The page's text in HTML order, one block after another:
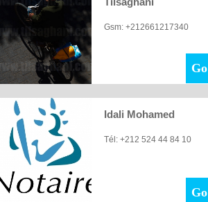
Gsm: +212661217340
Go
Idali Mohamed
Tél: +212 524 44 84 10
Go